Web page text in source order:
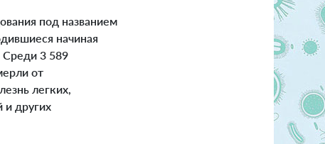
под названием
начиная
Среди 3 589
от
легких,
и других